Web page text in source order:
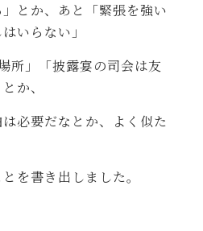
」とか、あと「緊張を強い
いらない」
所」「披露宴の司会は友
か、
必要だなとか、よく似た
を書き出しました。